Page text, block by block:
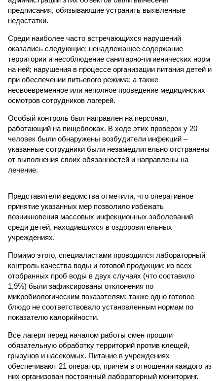
предписания, обязывающие устранить выявленные
недостатки.
Среди наиболее часто встречающихся нарушений
оказались следующие: ненадлежащее содержание
территории и несоблюдение санитарно-гигиенических норм
на ней; нарушения в процессе организации питания детей и
при обеспечении питьевого режима; а также
несвоевременное или неполное проведение медицинских
осмотров сотрудников лагерей.
Особый контроль был направлен на персонал,
работающий на пищеблоках. В ходе этих проверок у 20
человек были обнаружены возбудители инфекций –
указанные сотрудники были незамедлительно отстранены
от выполнения своих обязанностей и направлены на
лечение.
Представители ведомства отметили, что оперативное
принятие указанных мер позволило избежать
возникновения массовых инфекционных заболеваний
среди детей, находившихся в оздоровительных
учреждениях.
Помимо этого, специалистами проводился лабораторный
контроль качества воды и готовой продукции: из всех
отобранных проб воды в двух случаях (что составило
1,9%) были зафиксированы отклонения по
микробиологическим показателям; также одно готовое
блюдо не соответствовало установленным нормам по
показателю калорийности.
Все лагеря перед началом работы смен прошли
обязательную обработку территорий против клещей,
грызунов и насекомых. Питание в учреждениях
обеспечивают 21 оператор, причём в отношении каждого из
них организован постоянный лабораторный мониторинг.